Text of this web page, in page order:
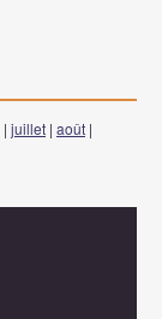
| juillet | août |